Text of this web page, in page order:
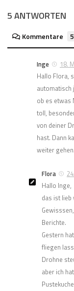
5 ANTWORTEN
Kommentare 5
Inge
18.
Hallo Flora,
automatisch
ob es etwas
toll,
von deiner
hast. Dann
weiter
Flora
Hallo Inge,
das ist lieb
Berichte.
Gestern
fliegen
Drohne
aber ich